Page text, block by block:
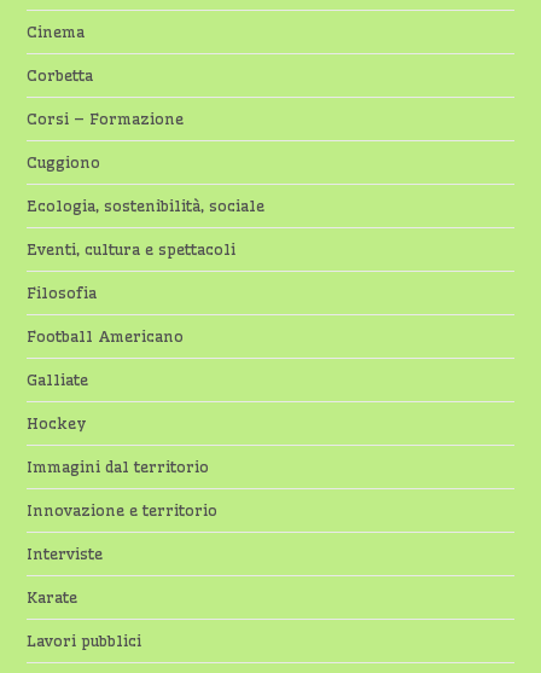
Cinema
Corbetta
Corsi – Formazione
Cuggiono
Ecologia, sostenibilità, sociale
Eventi, cultura e spettacoli
Filosofia
Football Americano
Galliate
Hockey
Immagini dal territorio
Innovazione e territorio
Interviste
Karate
Lavori pubblici